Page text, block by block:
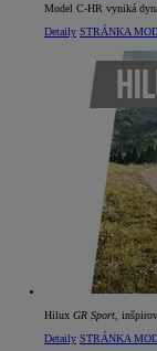
Model C‑HR vyniká
Detaily STRÁNKA
Hilux GR Sport ,
Detaily STRÁNKA